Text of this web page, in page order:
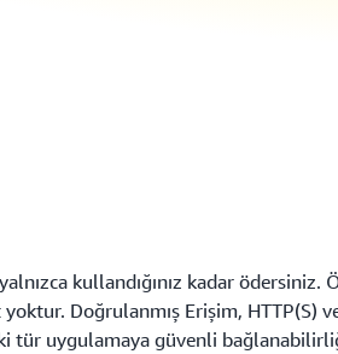
kullandığınız kadar ödersiniz.
Doğrulanmış Erişim, HTTP(S)
tür uygulamaya güvenli